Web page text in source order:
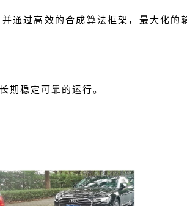
通过高效的合成算法框架，最大化的
期稳定可靠的运行。